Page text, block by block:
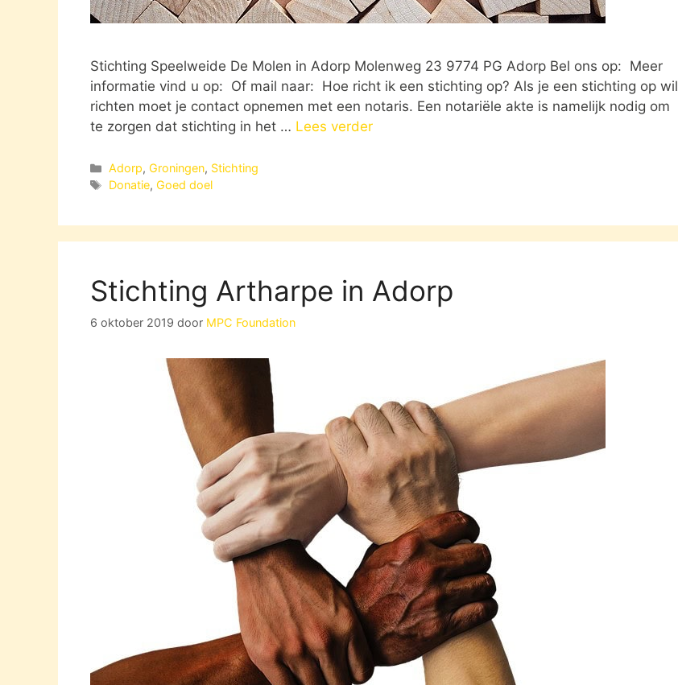
Stichting Speelweide De Molen in Adorp Molenweg 23 9774 PG Adorp Bel ons op: Meer
informatie vind u op: Of mail naar: Hoe richt ik een stichting op? Als je een stichting op wil
richten moet je contact opnemen met een notaris. Een notariële akte is namelijk nodig om
te zorgen dat stichting in het … Lees verder
Categorieën
Adorp,Groningen, Stichting
Tags
Donatie,Goed doel
Stichting Artharpe in Adorp
6 oktober 2019 door MPC Foundation